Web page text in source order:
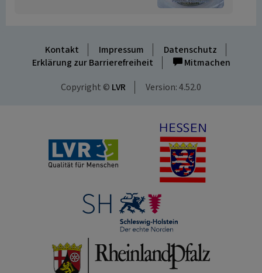
Kontakt Impressum
Datenschutz
Erklärung zur Barrierefreiheit
Mitmachen
Copyright © LVR Version: 4.52.0